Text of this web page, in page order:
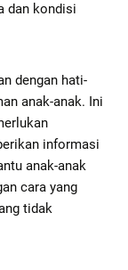
dan kondisi
dengan hati-
anak-anak. Ini
informasi
anak-anak
cara yang
tidak